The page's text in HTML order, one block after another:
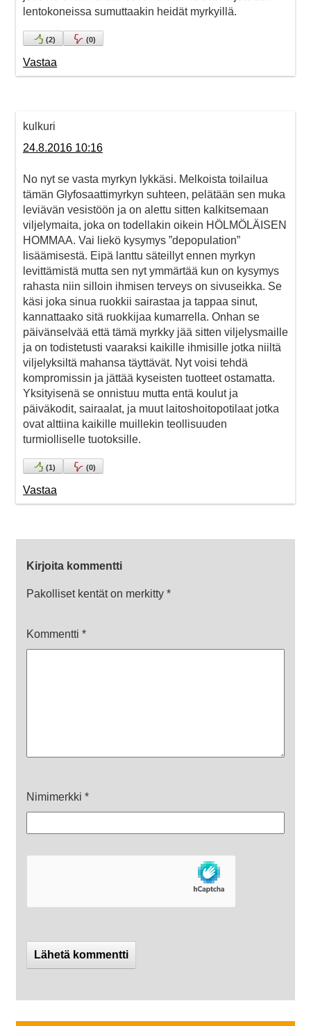
lentokoneissa sumuttaakin heidät myrkyillä.
(2) (0)
Vastaa
kulkuri
24.8.2016 10:16
No nyt se vasta myrkyn lykkäsi. Melkoista toilailua
tämän Glyfosaattimyrkyn suhteen, pelätään sen muka
leviävän vesistöön ja on alettu sitten kalkitsemaan
viljelymaita, joka on todellakin oikein HÖLMÖLÄISEN
HOMMAA. Vai liekö kysymys ”depopulation”
lisäämisestä. Eipä lanttu säteillyt ennen myrkyn
levittämistä mutta sen nyt ymmärtää kun on kysymys
rahasta niin silloin ihmisen terveys on sivuseikka. Se
käsi joka sinua ruokkii sairastaa ja tappaa sinut,
kannattaako sitä ruokkijaa kumarrella. Onhan se
päivänselvää että tämä myrkky jää sitten viljelysmaille
ja on todistetusti vaaraksi kaikille ihmisille jotka niiltä
viljelyksiltä mahansa täyttävät. Nyt voisi tehdä
kompromissin ja jättää kyseisten tuotteet ostamatta.
Yksityisenä se onnistuu mutta entä koulut ja
päiväkodit, sairaalat, ja muut laitoshoitopotilaat jotka
ovat alttiina kaikille muillekin teollisuuden
turmiolliselle tuotoksille.
(1) (0)
Vastaa
Kirjoita kommentti
Pakolliset kentät on merkitty *
Kommentti *
Nimimerkki *